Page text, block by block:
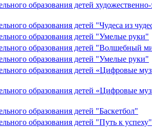
образования детей
образования детей "Чудеса из
образования детей "Умелые руки"
образования детей "Волшебный
образования детей "Умелые руки"
образования детей «Цифровые
образования детей «Цифровые
образования детей "Баскетбол"
образования детей "Путь к успеху"